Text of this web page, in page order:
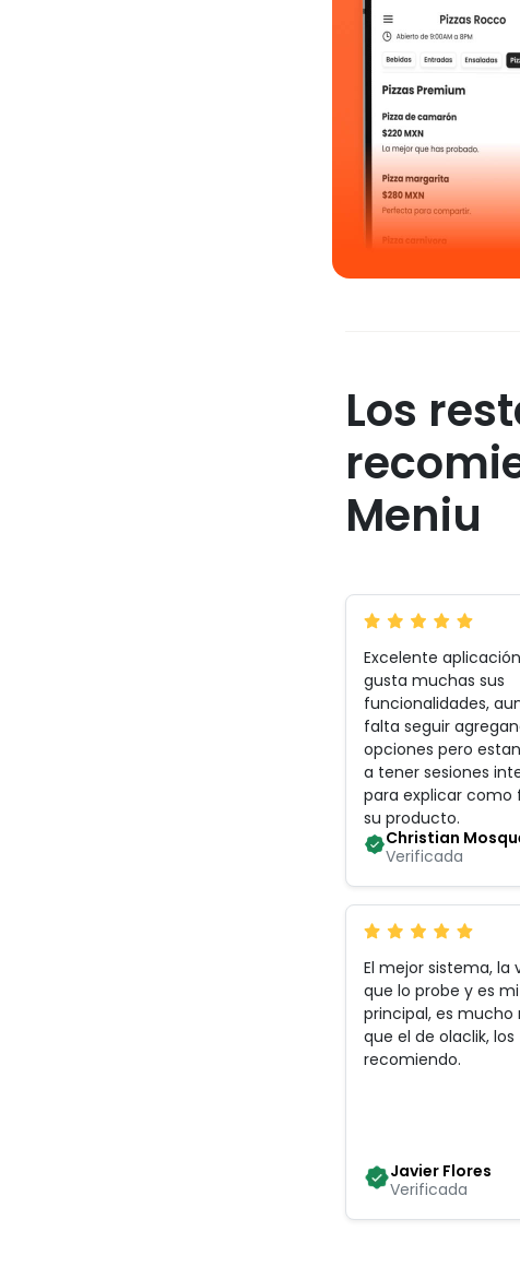
Los
Meniu
Excelente
gusta muchas sus
funcionalidades,
falta seguir
opciones pero
a tener sesiones
para explicar como
su producto.
Christian
Verificada
El mejor sistema, la
que lo probe y es
principal, es mucho
que el de olaclik, los
recomiendo.
Javier Flores
Verificada